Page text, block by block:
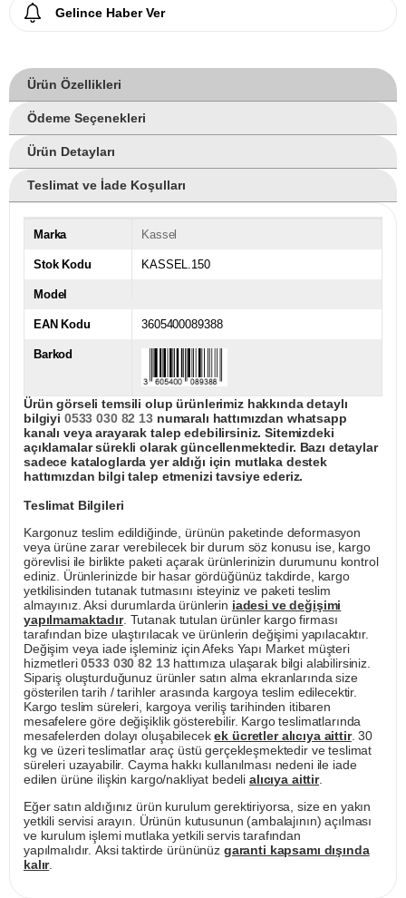
Gelince Haber Ver
Ürün Özellikleri
Ödeme Seçenekleri
Ürün Detayları
Teslimat ve İade Koşulları
Marka Kassel
Stok Kodu KASSEL.150
Model
EAN Kodu 3605400089388
Barkod
Ürün görseli temsili olup ürünlerimiz hakkında detaylı
bilgiyi 0533 030 82 13numaralı hattımızdan whatsapp
kanalı veya arayarak talep edebilirsiniz. Sitemizdeki
açıklamalar sürekli olarak güncellenmektedir. Bazı detaylar
sadece kataloglarda yer aldığı için mutlaka destek
hattımızdan bilgi talep etmenizi tavsiye ederiz.
Teslimat Bilgileri
Kargonuz teslim edildiğinde, ürünün paketinde deformasyon
veya ürüne zarar verebilecek bir durum söz konusu ise, kargo
görevlisi ile birlikte paketi açarak ürünlerinizin durumunu kontrol
ediniz. Ürünlerinizde bir hasar gördüğünüz takdirde, kargo
yetkilisinden tutanak tutmasını isteyiniz ve paketi teslim
almayınız. Aksi durumlarda ürünlerin iadesi ve değişimi
yapılmamaktadır. Tutanak tutulan ürünler kargo firması
tarafından bize ulaştırılacak ve ürünlerin değişimi yapılacaktır.
Değişim veya iade işleminiz için Afeks Yapı Market müşteri
hizmetleri0533 030 82 13hattımıza ulaşarak bilgi alabilirsiniz.
Sipariş oluşturduğunuz ürünler satın alma ekranlarında size
gösterilen tarih / tarihler arasında kargoya teslim edilecektir.
Kargo teslim süreleri, kargoya veriliş tarihinden itibaren
mesafelere göre değişiklik gösterebilir. Kargo teslimatlarında
mesafelerden dolayı oluşabilecekek ücretler alıcıya aittir. 30
kg ve üzeri teslimatlar araç üstü gerçekleşmektedir ve teslimat
süreleri uzayabilir. Cayma hakkı kullanılması nedeni ile iade
edilen ürüne ilişkin kargo/nakliyat bedeli alıcıya aittir.
Eğer satın aldığınız ürün kurulum gerektiriyorsa, size en yakın
yetkili servisi arayın. Ürünün kutusunun (ambalajının) açılması
ve kurulum işlemi mutlaka yetkili servis tarafından
yapılmalıdır. Aksi taktirde ürününüz garanti kapsamı dışında
kalır.